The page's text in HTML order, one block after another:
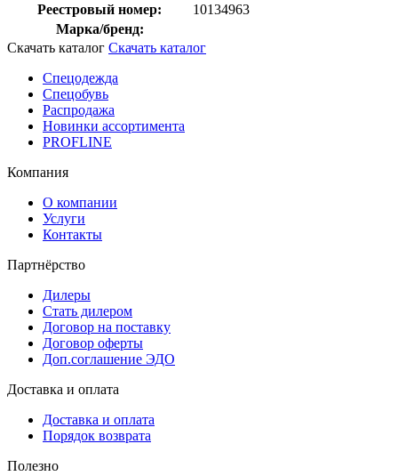
Реестровый номер:
10134963
Марка/бренд:
Скачать каталог Скачать каталог
Спецодежда
Спецобувь
Распродажа
Новинки ассортимента
PROFLINE
Компания
О компании
Услуги
Контакты
Партнёрство
Дилеры
Стать дилером
Договор на поставку
Договор оферты
Доп.соглашение ЭДО
Доставка и оплата
Доставка и оплата
Порядок возврата
Полезно